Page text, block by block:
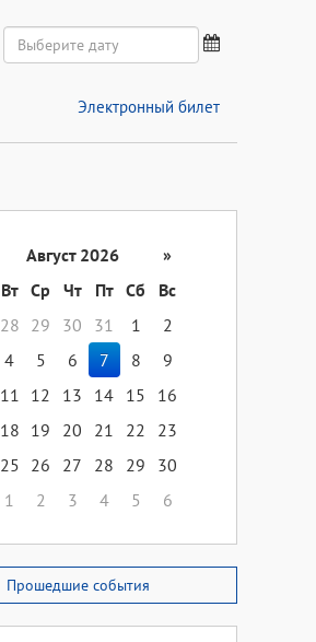
Электронный билет
Август 2026
»
Вт Ср Чт Пт Сб
Вс
28 29 30 31 1
2
4 5 6 7 8
9
11 12 13 14 15
16
18 19 20 21 22
23
25 26 27 28 29
30
1 2 3 4 5 6
Прошедшие события